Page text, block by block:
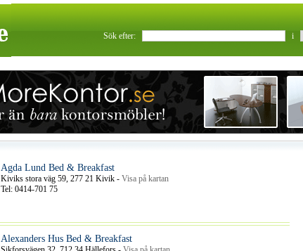
Sök efter: i
Agda Lund Bed & Breakfast
Kiviks stora väg 59, 277 21 Kivik - Visa på kartan
Tel: 0414-701 75
Alexanders Hus Bed & Breakfast